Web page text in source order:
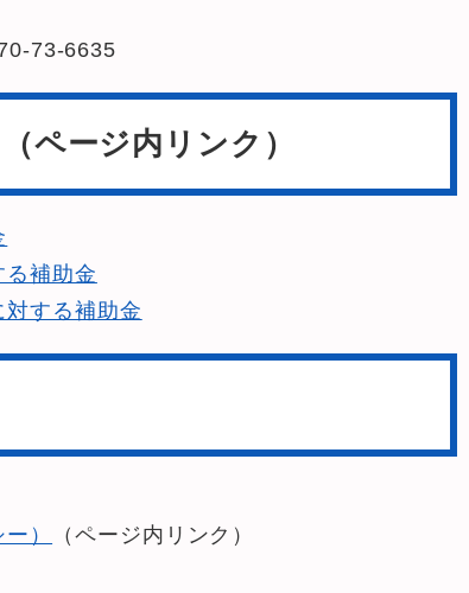
73-6635
ページ内リンク）
補助金
する補助金
）
（ページ内リンク）